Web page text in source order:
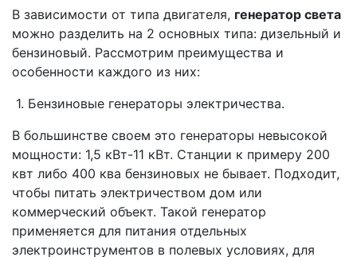
В зависимости от типа двигателя, генератор света
можно разделить на 2 основных типа: дизельный и
бензиновый. Рассмотрим преимущества и
особенности каждого из них:
1. Бензиновые генераторы электричества.
В большинстве своем это генераторы невысокой
мощности: 1,5 кВт-11 кВт. Станции к примеру 200
квт либо 400 ква бензиновых не бывает. Подходит,
чтобы питать электричеством дом или
коммерческий объект. Такой генератор
применяется для питания отдельных
электроинструментов в полевых условиях, для